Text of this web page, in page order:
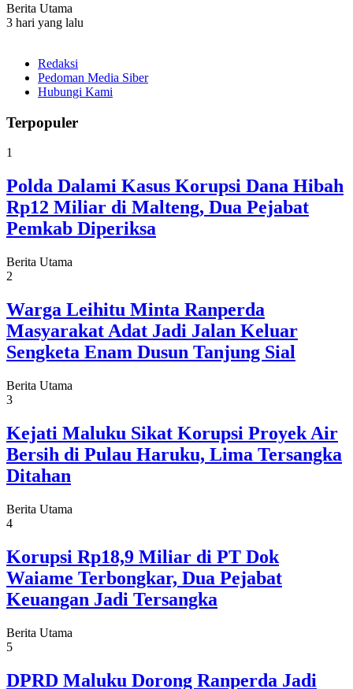
Berita Utama
3 hari yang lalu
Redaksi
Pedoman Media Siber
Hubungi Kami
Terpopuler
1
Polda Dalami Kasus Korupsi Dana Hibah
Rp12 Miliar di Malteng, Dua Pejabat
Pemkab Diperiksa
Berita Utama
2
Warga Leihitu Minta Ranperda
Masyarakat Adat Jadi Jalan Keluar
Sengketa Enam Dusun Tanjung Sial
Berita Utama
3
Kejati Maluku Sikat Korupsi Proyek Air
Bersih di Pulau Haruku, Lima Tersangka
Ditahan
Berita Utama
4
Korupsi Rp18,9 Miliar di PT Dok
Waiame Terbongkar, Dua Pejabat
Keuangan Jadi Tersangka
Berita Utama
5
DPRD Maluku Dorong Ranperda Jadi